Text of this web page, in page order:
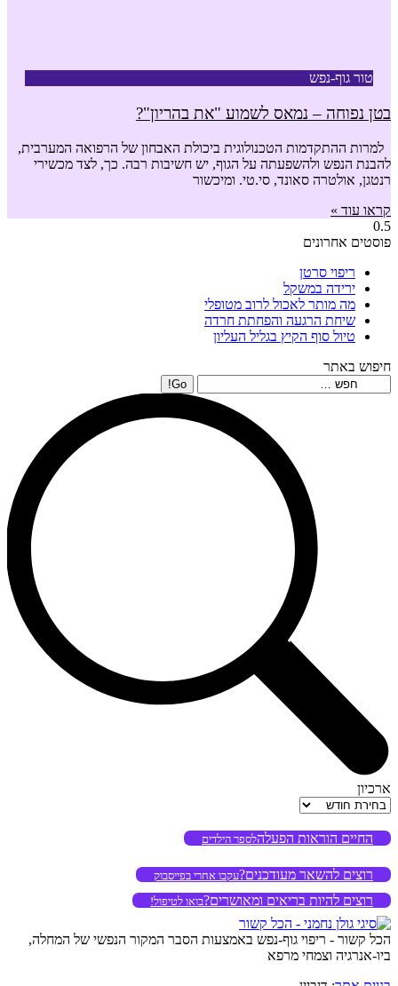
טור גוף-נפש
בטן נפוחה – נמאס לשמוע "את בהריון"?
למרות ההתקדמות הטכנולוגית ביכולת האבחון של הרפואה המערבית,
להבנת הנפש ולהשפעתה על הגוף, יש חשיבות רבה. כך, לצד מכשירי
רנטגן, אולטרה סאונד, סי.טי. ומיכשור
קראו עוד »
פוסטים אחרונים
ריפוי סרטן
ירידה במשקל
מה מותר לאכול לרוב מטופלי
שיחת הרגעה והפחתת חרדה
טיול סוף הקיץ בגליל העליון
חיפוש באתר
Search:
ארכיון
ארכיון
החיים הוראות הפעלהלספר הילדים
רוצים להשאר מעודכנים?עקבו אחרי בפייסבוק
רוצים להיות בריאים ומאושרים?בואו לטיפול!
הכל קשור - ריפוי גוף-נפש באמצעות הסבר המקור הנפשי של המחלה,
ביו-אנרגיה וצמחי מרפא